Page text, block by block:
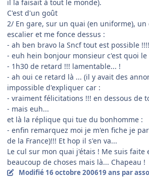
il la faisait à tout le monde).
C'est d'un goût
2/ En gare, sur un quai (en uniforme),
escalier et me fonce dessus :
- ah ben bravo la Sncf tout est possible
- euh hein bonjour monsieur c'est quoi le
- 1h30 de retard !!! lamentable... !
- ah oui ce retard là ... (il y avait des
impossible d'expliquer car :
- vraiment félicitations !!! en dessous de
- mais euh...
et là la réplique qui tue du bonhomme :
- enfin remarquez moi je m'en fiche je
de la France)!!! Et hop il s'en va...
Le cul sur mon quai j'étais ! Me suis faite
beaucoup de choses mais là... Chapeau !
Modifié 16 octobre 200619 ans par